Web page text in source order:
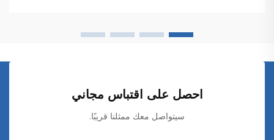
احصل على اقتباس مجاني
سيتواصل معك ممثلنا قريبًا.